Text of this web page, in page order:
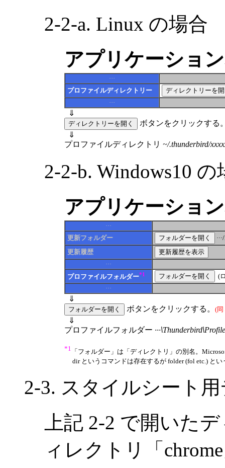
2-2-a. Linux の場合
アプリケーショ
···
プロファイルディレクトリー
···
⇓
ボタンをクリックする
⇓
プロファイルディレクトリ ~/.thunderbird/
2-2-b. Windows10 の
アプリケーショ
···
更新フォルダー
更新履歴
···
プロファイルフォルダー*1
(
···
⇓
ボタンをクリックする。 (同
⇓
プロファイルフォルダー ···\Thunderbird\
*1 「フォルダー」は「ディレクトリ」の別名。
dir というコマンドは存在するが folder (fol etc.) と
2-3. スタイルシート
上記 2-2 で開いた
ィレクトリ「